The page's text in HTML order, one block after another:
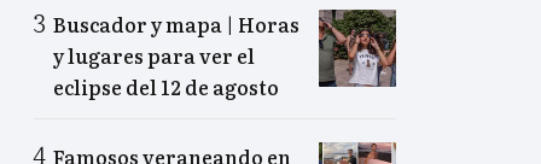
Buscador y mapa | Horas
y lugares para ver el
eclipse del 12 de agosto
Famosos veraneando en